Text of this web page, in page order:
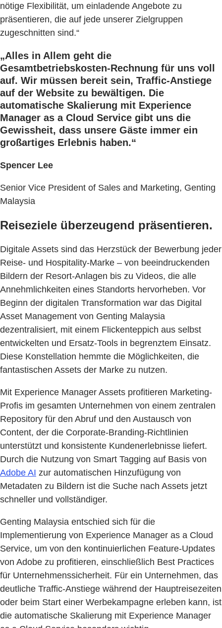
nötige Flexibilität, um einladende Angebote zu
präsentieren, die auf jede unserer Zielgruppen
zugeschnitten sind.“
„Alles in Allem geht die
Gesamtbetriebskosten-Rechnung für uns voll
auf. Wir müssen bereit sein, Traffic-Anstiege
auf der Website zu bewältigen. Die
automatische Skalierung mit Experience
Manager as a Cloud Service gibt uns die
Gewissheit, dass unsere Gäste immer ein
großartiges Erlebnis haben.“
Spencer Lee
Senior Vice President of Sales and Marketing, Genting
Malaysia
Reiseziele überzeugend präsentieren.
Digitale Assets sind das Herzstück der Bewerbung jeder
Reise- und Hospitality-Marke – von beeindruckenden
Bildern der Resort-Anlagen bis zu Videos, die alle
Annehmlichkeiten eines Standorts hervorheben. Vor
Beginn der digitalen Transformation war das Digital
Asset Management von Genting Malaysia
dezentralisiert, mit einem Flickenteppich aus selbst
entwickelten und Ersatz-Tools in begrenztem Einsatz.
Diese Konstellation hemmte die Möglichkeiten, die
fantastischen Assets der Marke zu nutzen.
Mit Experience Manager Assets profitieren Marketing-
Profis im gesamten Unternehmen von einem zentralen
Repository für den Abruf und den Austausch von
Content, der die Corporate-Branding-Richtlinien
unterstützt und konsistente Kundenerlebnisse liefert.
Durch die Nutzung von Smart Tagging auf Basis von
Adobe AI zur automatischen Hinzufügung von
Metadaten zu Bildern ist die Suche nach Assets jetzt
schneller und vollständiger.
Genting Malaysia entschied sich für die
Implementierung von Experience Manager as a Cloud
Service, um von den kontinuierlichen Feature-Updates
von Adobe zu profitieren, einschließlich Best Practices
für Unternehmenssicherheit. Für ein Unternehmen, das
deutliche Traffic-Anstiege während der Hauptreisezeiten
oder beim Start einer Werbekampagne erleben kann, ist
die automatische Skalierung mit Experience Manager